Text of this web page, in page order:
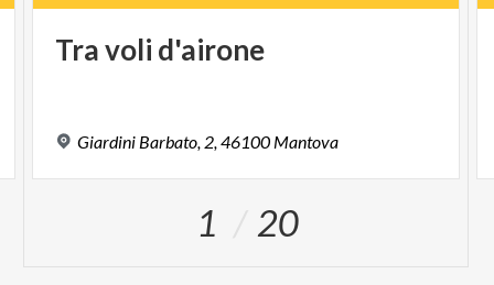
Travoli d'airone
Giardini Barbato, 2, 46100 Mantova
1 20